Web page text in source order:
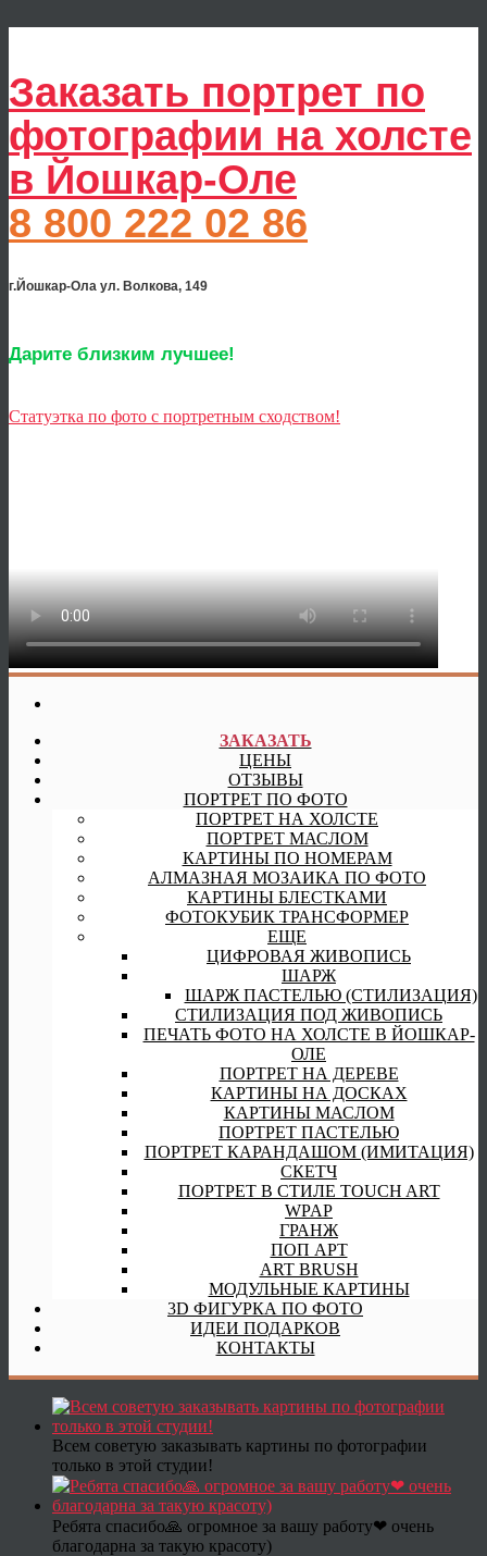
Заказать портрет по
фотографии на холсте
в Йошкар-Оле
8 800 222 02 86
г.Йошкар-Ола ул. Волкова, 149
Дарите близким лучшее!
Статуэтка по фото с портретным сходством!
ЗАКАЗАТЬ
ЦЕНЫ
ОТЗЫВЫ
ПОРТРЕТ ПО ФОТО
ПОРТРЕТ НА ХОЛСТЕ
ПОРТРЕТ МАСЛОМ
КАРТИНЫ ПО НОМЕРАМ
АЛМАЗНАЯ МОЗАИКА ПО ФОТО
КАРТИНЫ БЛЕСТКАМИ
ФОТОКУБИК ТРАНСФОРМЕР
ЕЩЕ
ЦИФРОВАЯ ЖИВОПИСЬ
ШАРЖ
ШАРЖ ПАСТЕЛЬЮ (СТИЛИЗАЦИЯ)
СТИЛИЗАЦИЯ ПОД ЖИВОПИСЬ
ПЕЧАТЬ ФОТО НА ХОЛСТЕ В ЙОШКАР-
ОЛЕ
ПОРТРЕТ НА ДЕРЕВЕ
КАРТИНЫ НА ДОСКАХ
КАРТИНЫ МАСЛОМ
ПОРТРЕТ ПАСТЕЛЬЮ
ПОРТРЕТ КАРАНДАШОМ (ИМИТАЦИЯ)
СКЕТЧ
ПОРТРЕТ В СТИЛЕ TOUCH ART
WPAP
ГРАНЖ
ПОП АРТ
ART BRUSH
МОДУЛЬНЫЕ КАРТИНЫ
3D ФИГУРКА ПО ФОТО
ИДЕИ ПОДАРКОВ
КОНТАКТЫ
Всем советую заказывать картины по фотографии
только в этой студии!
Ребята спасибо🙏 огромное за вашу работу❤ очень
благодарна за такую красоту)